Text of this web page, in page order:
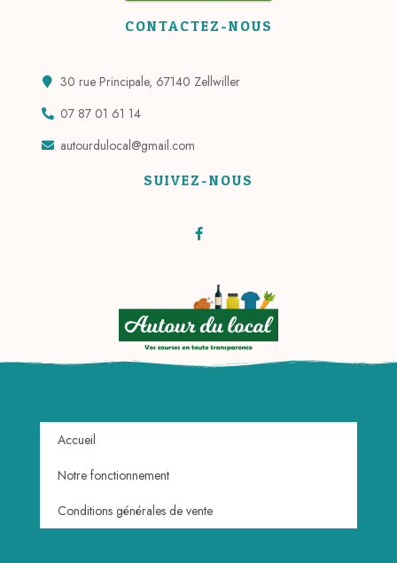
CONTACTEZ-NOUS
30 rue Principale, 67140 Zellwiller
07 87 01 61 14
autourdulocal@gmail.com
SUIVEZ-NOUS
Accueil
Notre fonctionnement
Conditions générales de vente